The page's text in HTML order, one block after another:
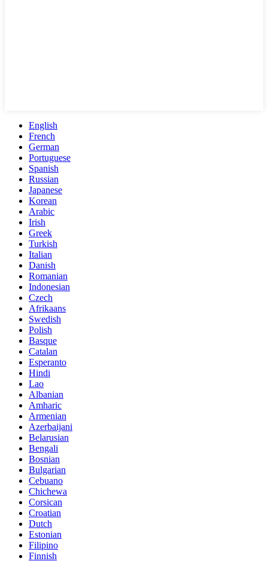
English
French
German
Portuguese
Spanish
Russian
Japanese
Korean
Arabic
Irish
Greek
Turkish
Italian
Danish
Romanian
Indonesian
Czech
Afrikaans
Swedish
Polish
Basque
Catalan
Esperanto
Hindi
Lao
Albanian
Amharic
Armenian
Azerbaijani
Belarusian
Bengali
Bosnian
Bulgarian
Cebuano
Chichewa
Corsican
Croatian
Dutch
Estonian
Filipino
Finnish